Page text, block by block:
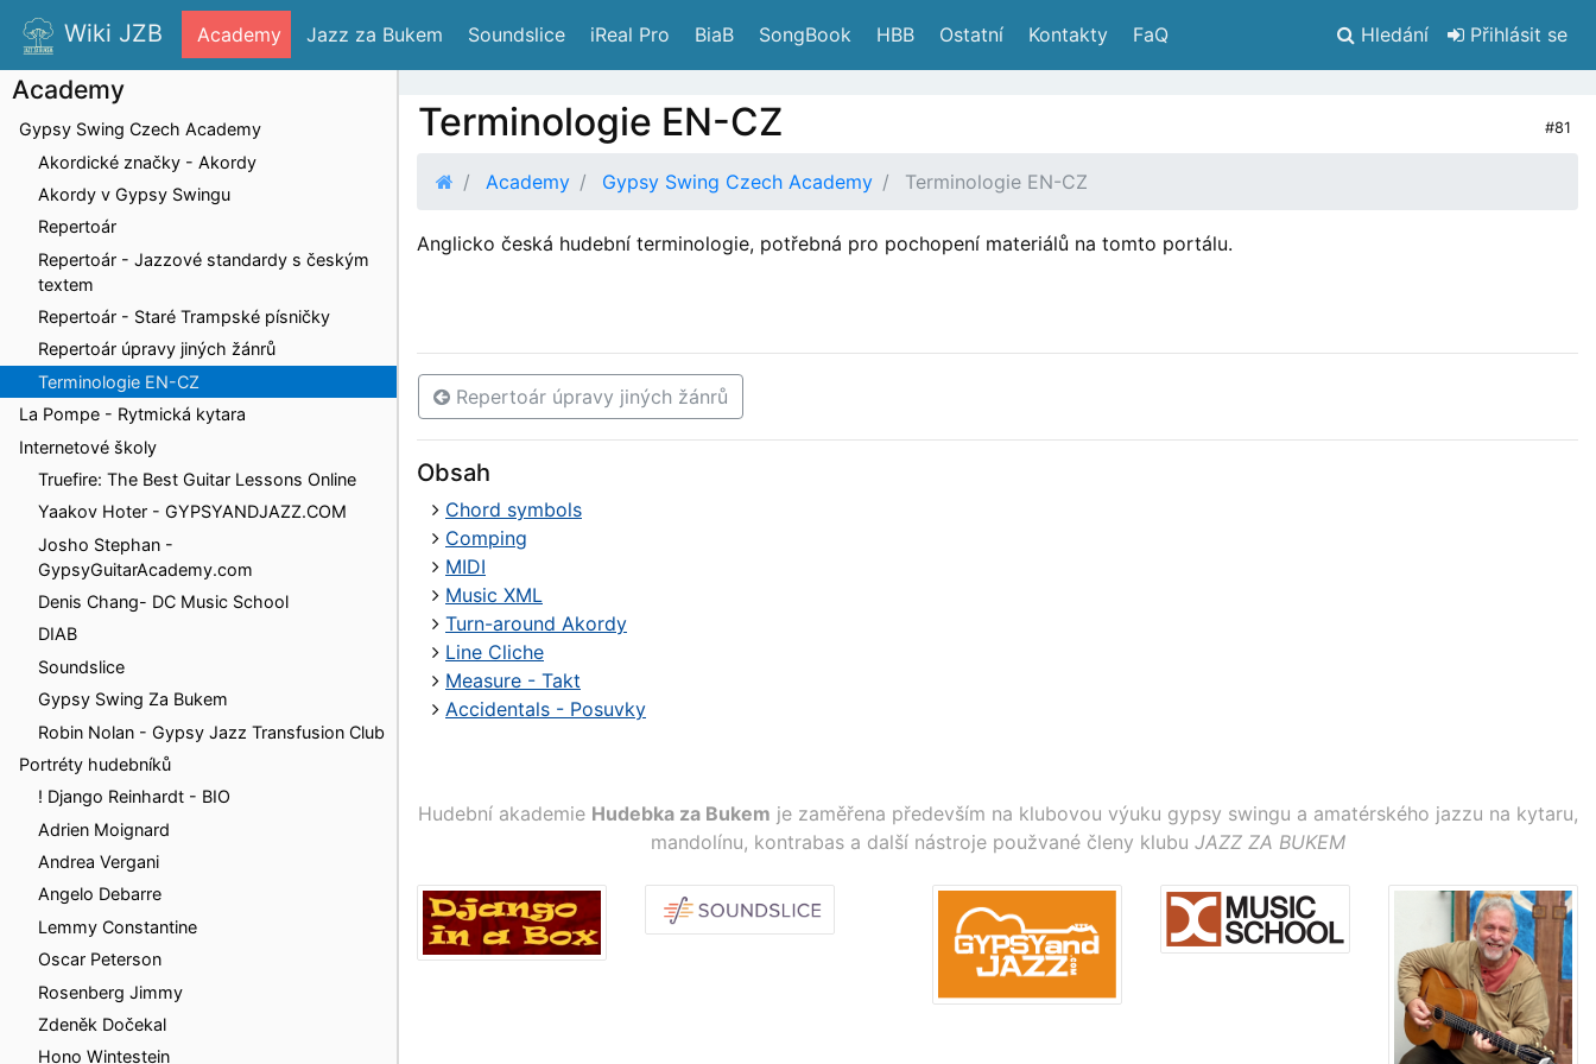
Wiki JZB Academy Jazz za Bukem Soundslice iReal Pro BiaB SongBook HBB Ostatní Kontakty FaQ Hledání Přihlásit se
Academy
Gypsy Swing Czech Academy
Akordické značky - Akordy
Akordy v Gypsy Swingu
Repertoár
Repertoár - Jazzové standardy s českým
textem
Repertoár - Staré Trampské písničky
Repertoár úpravy jiných žánrů
Terminologie EN-CZ
La Pompe - Rytmická kytara
Internetové školy
Truefire: The Best Guitar Lessons Online
Yaakov Hoter - GYPSYANDJAZZ.COM
Josho Stephan -
GypsyGuitarAcademy.com
Denis Chang- DC Music School
DIAB
Soundslice
Gypsy Swing Za Bukem
Robin Nolan - Gypsy Jazz Transfusion Club
Portréty hudebníků
! Django Reinhardt - BIO
Adrien Moignard
Andrea Vergani
Angelo Debarre
Lemmy Constantine
Oscar Peterson
Rosenberg Jimmy
Zdeněk Dočekal
Hono Wintestein
Terminologie EN-CZ #81
Academy Gypsy Swing Czech Academy Terminologie EN-CZ
Anglicko česká hudební terminologie, potřebná pro pochopení materiálů na tomto portálu.
Repertoár úpravy jiných žánrů
Obsah
Chord symbols
Comping
MIDI
Music XML
Turn-around Akordy
Line Cliche
Measure - Takt
Accidentals - Posuvky
Hudební akademie Hudebka za Bukem je zaměřena především na klubovou výuku gypsy swingu a amatérského jazzu na kytaru,
mandolínu, kontrabas a další nástroje použvané členy klubu JAZZ ZA BUKEM